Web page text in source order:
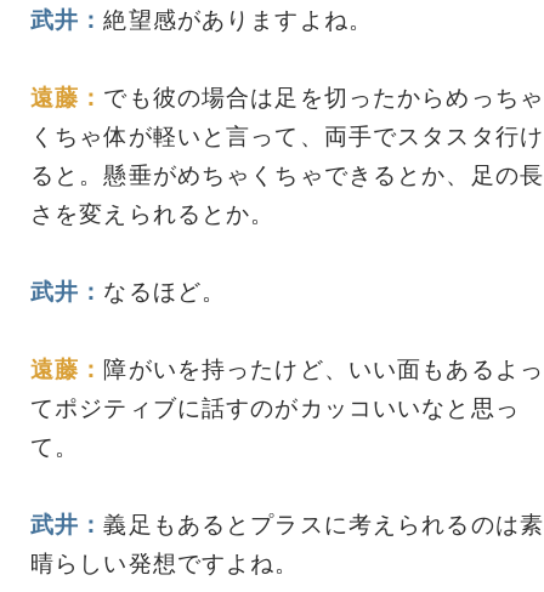
武井：絶望感がありますよね。
遠藤： でも彼の場合は足を切ったからめっちゃ
くちゃ体が軽いと言って、両手でスタスタ行け
ると。懸垂がめちゃくちゃできるとか、足の長
さを変えられるとか。
武井： なるほど。
遠藤： 障がいを持ったけど、いい面もあるよっ
てポジティブに話すのがカッコいいなと思っ
て。
武井：義足もあるとプラスに考えられるのは素
晴らしい発想ですよね。